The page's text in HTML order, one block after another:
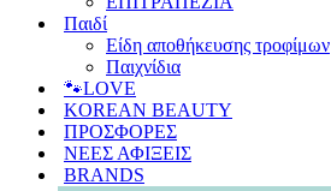
Παιδί
Είδη αποθήκευσης τροφίμων
Παιχνίδια
🐾LOVE
KOREAN BEAUTY
ΠΡΟΣΦΟΡΕΣ
ΝΕΕΣ ΑΦΙΞΕΙΣ
BRANDS